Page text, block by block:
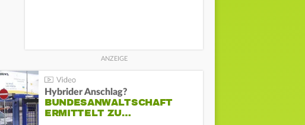
Hybrider Anschlag?
BUNDESANWALTSCHAFT
ERMITTELT ZU…